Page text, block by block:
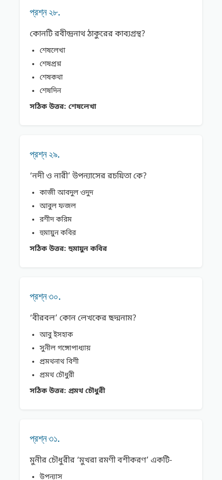
প্রশ্ন ২৮.
কোনটি রবীন্দ্রনাথ ঠাকুরের কাব্যগ্রন্থ?
শেষলেখা
শেষপ্রশ্ন
শেষকথা
শেষদিন
সঠিক উত্তর: শেষলেখা
প্রশ্ন ২৯.
‘নদী ও নারী’ উপন্যাসের রচয়িতা কে?
কাজী আবদুল ওদুদ
আবুল ফজল
রশীদ করিম
হুমায়ুন কবির
সঠিক উত্তর: হুমায়ুন কবির
প্রশ্ন ৩০.
‘বীরবল’ কোন লেখকের ছদ্মনাম?
আবু ইসহাক
সুনীল গঙ্গোপাধ্যায়
প্রমথনাথ বিশী
প্রমথ চৌধুরী
সঠিক উত্তর: প্রমথ চৌধুরী
প্রশ্ন ৩১.
মুনীর চৌধুরীর ‘মুখরা রমণী বশীকরণ’ একটি-
উপন্যাস